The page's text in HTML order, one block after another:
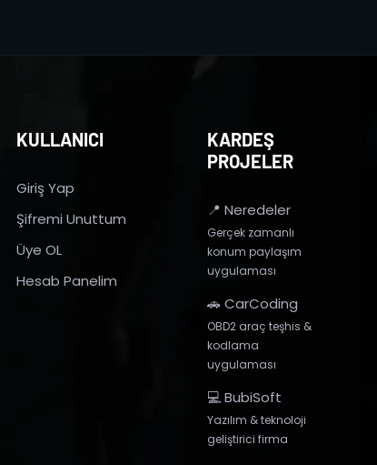
KULLANICI
Giriş Yap
Şifremi Unuttum
Üye OL
Hesab Panelim
KARDEŞ
PROJELER
📍 Neredeler
Gerçek zamanlı
konum paylaşım
uygulaması
🚗 CarCoding
OBD2 araç teşhis &
kodlama
uygulaması
💻 BubiSoft
Yazılım & teknoloji
geliştirici firma